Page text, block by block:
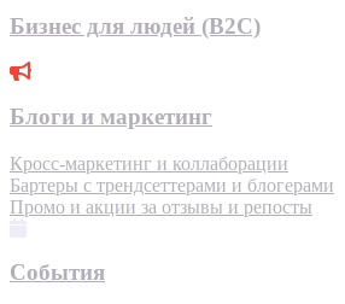
Бизнес для людей (B2C)
Блоги и маркетинг
Кросс-маркетинг и коллаборации
Бартеры с трендсеттерами и блогерами
Промо и акции за отзывы и репосты
События